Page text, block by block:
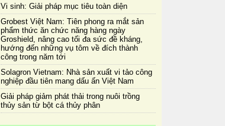
Vi sinh: Giải pháp mục tiêu toàn diện
Grobest Việt Nam: Tiên phong ra mắt sản
phẩm thức ăn chức năng hàng ngày
Groshield, nâng cao tối đa sức đề kháng,
hướng đến những vụ tôm về đích thành
công trong năm tới
Solagron Vietnam: Nhà sản xuất vi tảo công
nghiệp đầu tiên mang dấu ấn Việt Nam
Giải pháp giảm phát thải trong nuôi trồng
thủy sản từ bột cá thủy phân